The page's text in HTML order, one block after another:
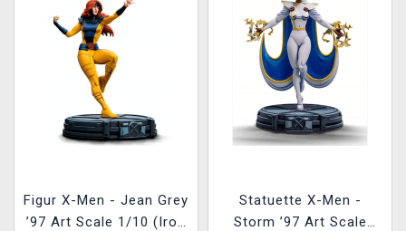
Figur X-Men - Jean Grey
’97 Art Scale 1/10 (Iron
Statuette X-Men -
Storm ’97 Art Scale